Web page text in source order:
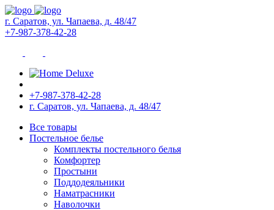
г. Саратов, ул. Чапаева, д. 48/47
+7-987-378-42-28
+7-987-378-42-28
г. Саратов, ул. Чапаева, д. 48/47
Все товары
Постельное белье
Комплекты постельного белья
Комфортер
Простыни
Поддодеяльники
Наматрасники
Наволочки